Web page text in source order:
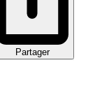
Partager